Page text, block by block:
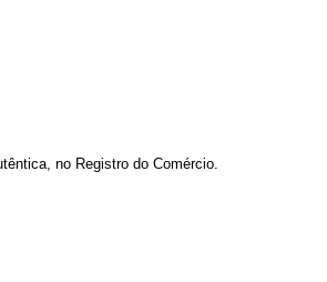
no Registro do Comércio.